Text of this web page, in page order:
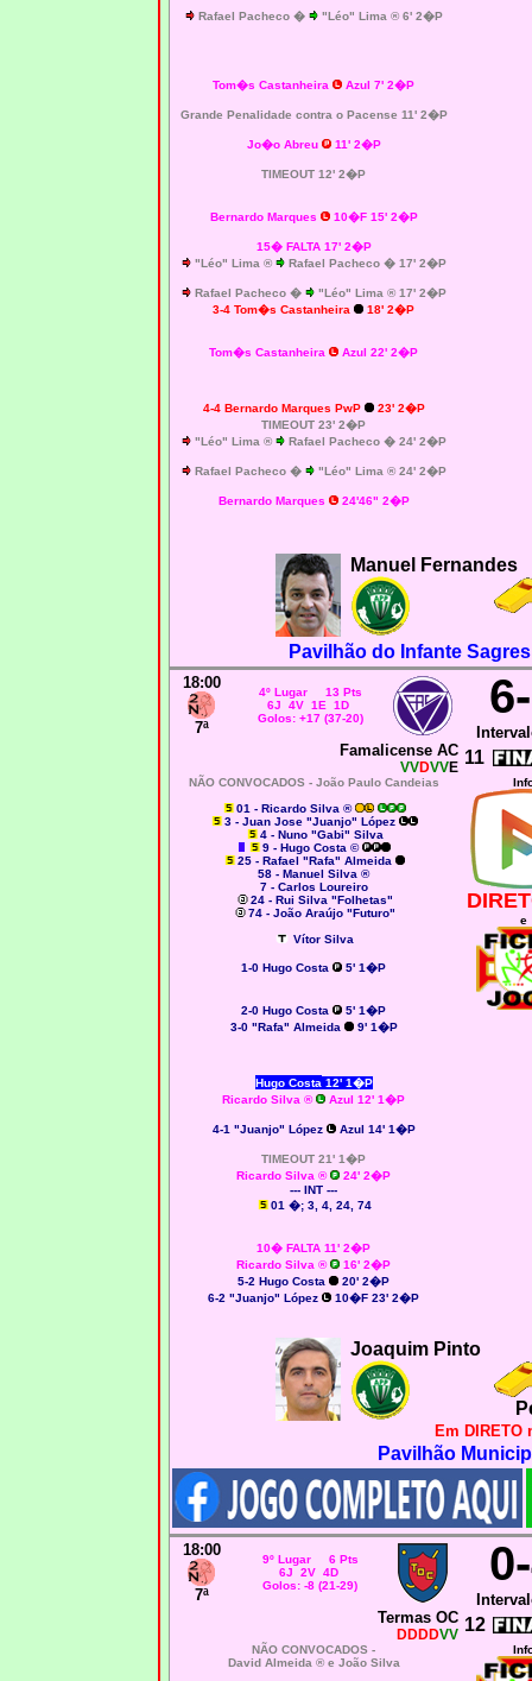
Rafael Pacheco � "Léo" Lima ® 6' 2�P
Tom�s Castanheira Azul 7' 2�P
Grande Penalidade contra o Pacense 11' 2�P
Jo�o Abreu 11' 2�P
TIMEOUT 12' 2�P
Bernardo Marques 10�F 15' 2�P
15� FALTA 17' 2�P
"Léo" Lima ®
Rafael Pacheco � 17' 2�P
Rafael Pacheco �
"Léo" Lima ® 17' 2�P
3-4 Tom�s Castanheira
18' 2�P
Tom�s Castanheira Azul 22' 2�P
4-4 Bernardo Marques PwP
23' 2�P
TIMEOUT 23' 2�P
"Léo" Lima ®
Rafael Pacheco � 24' 2�P
Rafael Pacheco � "Léo" Lima ® 24' 2�P
Bernardo Marques 24'46" 2�P
Manuel Fernandes
Pavilhão do Infante
18:00
7ª
4º Lugar 13 Pts
6J 4V 1E 1D
Golos: +17 (37-20)
6
Famalicense AC
VVDVVE 11
NÃO CONVOCADOS - João Paulo Candeias
01 - Ricardo Silva ®
3 - Juan Jose "Juanjo" López
4 - Nuno "Gabi" Silva
9 - Hugo Costa ©
25 - Rafael "Rafa" Almeida
58 - Manuel Silva ®
7 - Carlos Loureiro
24 - Rui Silva "Folhetas"
74 - João Araújo "Futuro"
Vítor Silva
1-0 Hugo Costa 5' 1�P
2-0 Hugo Costa
5' 1�P
3-0 "Rafa" Almeida 9' 1�P
Hugo Costa 12' 1�P
Ricardo Silva ® Azul 12' 1�P
4-1 "Juanjo" López Azul 14' 1�P
TIMEOUT 21' 1�P
Ricardo Silva ®
24' 2�P
--- INT ---
01 �; 3, 4, 24, 74
10� FALTA 11' 2�P
Ricardo Silva ®
16' 2�P
5-2 Hugo Costa
20' 2�P
6-2 "Juanjo" López 10�F 23' 2�P
e
Joaquim Pinto
Em DIRETO
Pavilhão
18:00
7ª
9º Lugar 6 Pts
6J 2V 4D
Golos: -8 (21-29)
Termas OC
DDDDVV 12
NÃO CONVOCADOS -
David Almeida ® e João Silva